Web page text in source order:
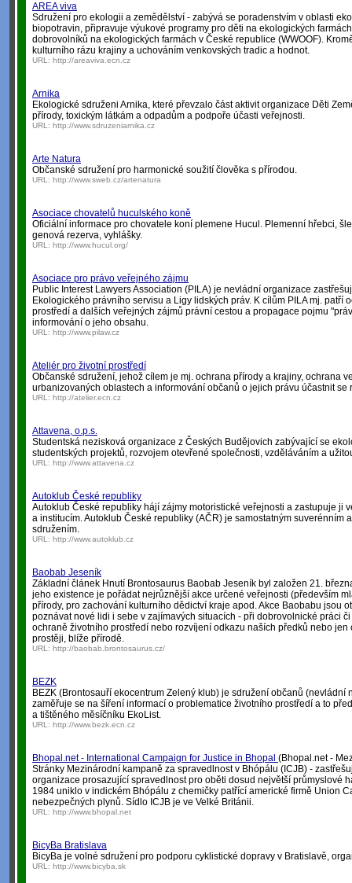
AREA viva
Sdružení pro ekologii a zemědělství - zabývá se poradenstvím v oblasti
biopotravin, připravuje výukové programy pro děti na ekologických
dobrovolníků na ekologických farmách v České republice (WWOOF).
kulturního rázu krajiny a uchováním venkovských tradic a hodnot.
URL: http://areaviva.ecn.cz
Arnika
Ekologické sdruženi Arnika, které převzalo část aktivit organizace Děti
přírody, toxickým látkám a odpadům a podpoře účasti veřejnosti.
URL: http://www.sdruzeniarnika.cz
Arte Natura
Občanské sdružení pro harmonické soužití člověka s přírodou.
URL: http://www.sweb.cz/artenatura
Asociace chovatelů huculského koně
Oficiální informace pro chovatele koní plemene Hucul. Plemenní hřebci,
genová rezerva, vyhlášky.
URL: http://www.hucul.org/
Asociace pro právo veřejného zájmu
Public Interest Lawyers Association (PILA) je nevládní organizace
Ekologického právního servisu a Ligy lidských práv. K cílům PILA mj. patří
prostředí a dalších veřejných zájmů právní cestou a propagace pojmu
informování o jeho obsahu.
URL: http://www.pilaw.cz
Ateliér pro životní prostředí
Občanské sdružení, jehož cílem je mj. ochrana přírody a krajiny, ochrana
urbanizovaných oblastech a informování občanů o jejich právu účastnit se
URL: http://atelier.ecn.cz
Attavena, o.p.s.
Studentská nezisková organizace z Českých Budějovich zabývající se
studentských projektů, rozvojem otevřené společnosti, vzděláváním a
URL: http://www.attavena.cz
Autoklub České republiky
Autoklub České republiky hájí zájmy motoristické veřejnosti a zastupuje ji
a institucím. Autoklub České republiky (AČR) je samostatným suverénním
sdružením.
URL: http://www.autoklub.cz
Baobab Jeseník
Základní článek Hnutí Brontosaurus Baobab Jeseník byl založen 21.
jeho existence je pořádat nejrůznější akce určené veřejnosti (především
přírody, pro zachování kulturního dědictví kraje apod. Akce Baobabu jsou
poznávat nové lidi i sebe v zajímavých situacích - při dobrovolnické práci
ochraně životního prostředí nebo rozvíjení odkazu naších předků nebo jen
prostěji, blíže přírodě.
URL: http://baobab.brontosaurus.cz/
BEZK
BEZK (Brontosauří ekocentrum Zelený klub) je sdružení občanů (nevládní
zaměřuje se na šíření informací o problematice životního prostředí a to
a tištěného měsíčníku EkoList.
URL: http://www.bezk.ecn.cz
Bhopal.net - International Campaign for Justice in Bhopal (Bhopal.net -
Stránky Mezinárodní kampaně za spravedlnost v Bhópálu (ICJB) -
organizace prosazující spravedlnost pro oběti dosud největší průmyslové
1984 uniklo v indickém Bhópálu z chemičky patřící americké firmě Union
nebezpečných plynů. Sídlo ICJB je ve Velké Británii.
URL: http://www.bhopal.net
BicyBa Bratislava
BicyBa je volné sdružení pro podporu cyklistické dopravy v Bratislavě,
URL: http://www.bicyba.sk